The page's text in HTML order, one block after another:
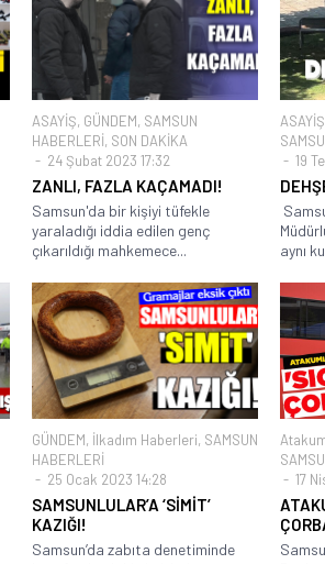
ASAYİŞ, GÜNDEM, SAMSUN
HABERLERİ, SON DAKİKA
24 Şubat 2023 17:32
ZANLI, FAZLA KAÇAMADI!
Samsun'da bir kişiyi tüfekle
yaraladığı iddia edilen genç
çıkarıldığı mahkemece...
ASAYİŞ
19
aynı
GÜNDEM, İlkadım Haberleri, SAMSUN
HABERLERİ
25 Ocak 2023 14:28
SAMSUNLULAR’A ‘SİMİT’
KAZIĞI!
Samsun’da zabıta denetiminde
17